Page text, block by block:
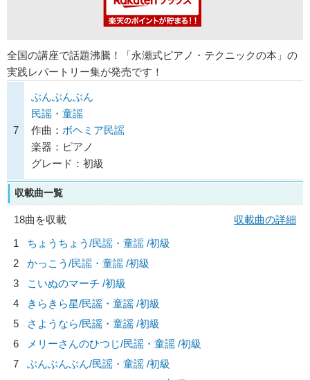
全国の講座で話題沸騰！「永瀬式ピアノ・テクニックの本」の
実践レパートリー集が発売です！
7
ぶんぶんぶん
民謡・童謡
作曲： ボヘミア民謡
楽器：ピアノ
グレード：初級
収載曲一覧
18曲を収載
収載曲の詳細
1
ちょうちょう/民謡・童謡 /初級
2
かっこう/民謡・童謡 /初級
3
こいぬのマーチ /初級
4
きらきら星/民謡・童謡 /初級
5
さようなら/民謡・童謡 /初級
6
メリーさんのひつじ/民謡・童謡 /初級
7
ぶんぶんぶん/民謡・童謡 /初級